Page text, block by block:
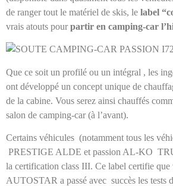
de ranger tout le matériel de skis, le label
vrais atouts pourpartir en camping-car
Que ce soit un profilé ou un intégral , les
ont développé un concept unique de
de la cabine. Vous serez ainsi chauffés
salon de camping-car (à l’avant).
Certains véhicules (notamment tous les
PRESTIGE ALDE et passion AL-KO
la certification class III. Ce label certifie que
AUTOSTAR a passé avec succès les tests